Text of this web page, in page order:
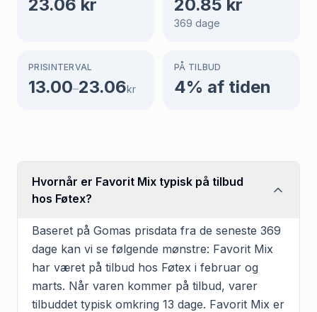
23.06 kr 20.85 kr
369 dage
PRISINTERVAL
13.00–23.06kr
PÅ TILBUD
4% af tiden
Hvornår er Favorit Mix typisk på tilbud
hos Føtex?
Baseret på Gomas prisdata fra de seneste 369
dage kan vi se følgende mønstre: Favorit Mix
har været på tilbud hos Føtex i februar og
marts. Når varen kommer på tilbud, varer
tilbuddet typisk omkring 13 dage. Favorit Mix er